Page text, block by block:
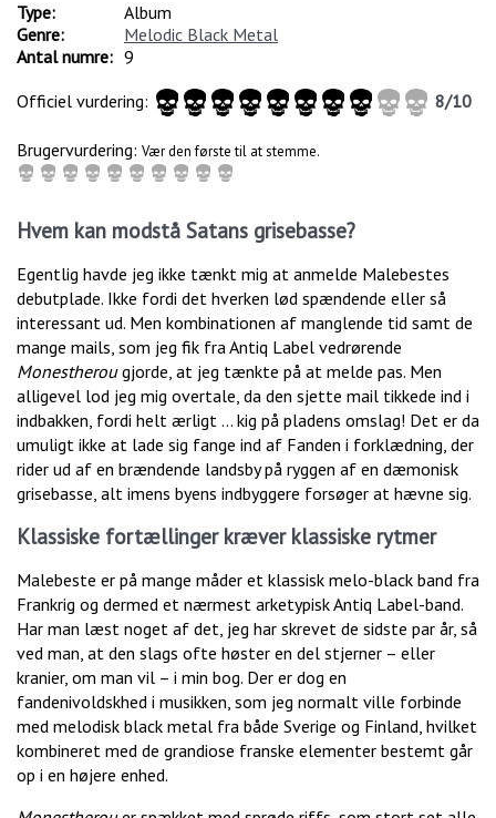
Type:
Album
Genre:
Melodic Black Metal
Antal numre: 9
Officiel vurdering:
8/10
Brugervurdering: Vær den første til at stemme.
Hvem kan modstå Satans grisebasse?
Egentlig havde jeg ikke tænkt mig at anmelde Malebestes
debutplade. Ikke fordi det hverken lød spændende eller så
interessant ud. Men kombinationen af manglende tid samt de
mange mails, som jeg fik fra Antiq Label vedrørende
Monestherougjorde, at jeg tænkte på at melde pas. Men
alligevel lod jeg mig overtale, da den sjette mail tikkede ind i
indbakken, fordi helt ærligt … kig på pladens omslag! Det er da
umuligt ikke at lade sig fange ind af Fanden i forklædning, der
rider ud af en brændende landsby på ryggen af en dæmonisk
grisebasse, alt imens byens indbyggere forsøger at hævne sig.
Klassiske fortællinger kræver klassiske rytmer
Malebeste er på mange måder et klassisk melo-black band fra
Frankrig og dermed et nærmest arketypisk Antiq Label-band.
Har man læst noget af det, jeg har skrevet de sidste par år, så
ved man, at den slags ofte høster en del stjerner – eller
kranier, om man vil – i min bog. Der er dog en
fandenivoldskhed i musikken, som jeg normalt ville forbinde
med melodisk black metal fra både Sverige og Finland, hvilket
kombineret med de grandiose franske elementer bestemt går
op i en højere enhed.